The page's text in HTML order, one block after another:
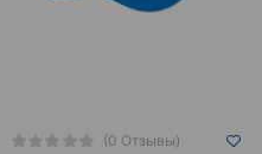
(0 Отзывы)